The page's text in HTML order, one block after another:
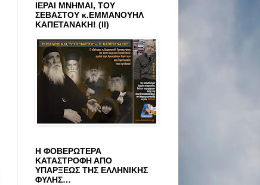
ΙΕΡΑΙ ΜΝΗΜΑΙ, ΤΟΥ
ΣΕΒΑΣΤΟΥ κ.ΕΜΜΑΝΟΥΗΛ
ΚΑΠΕΤΑΝΑΚΗ! (ΙΙ)
Η ΦΟΒΕΡΩΤΕΡΑ
ΚΑΤΑΣΤΡΟΦΗ ΑΠΟ
ΥΠΑΡΞΕΩΣ ΤΗΣ ΕΛΛΗΝΙΚΗΣ
ΦΥΛΗΣ…